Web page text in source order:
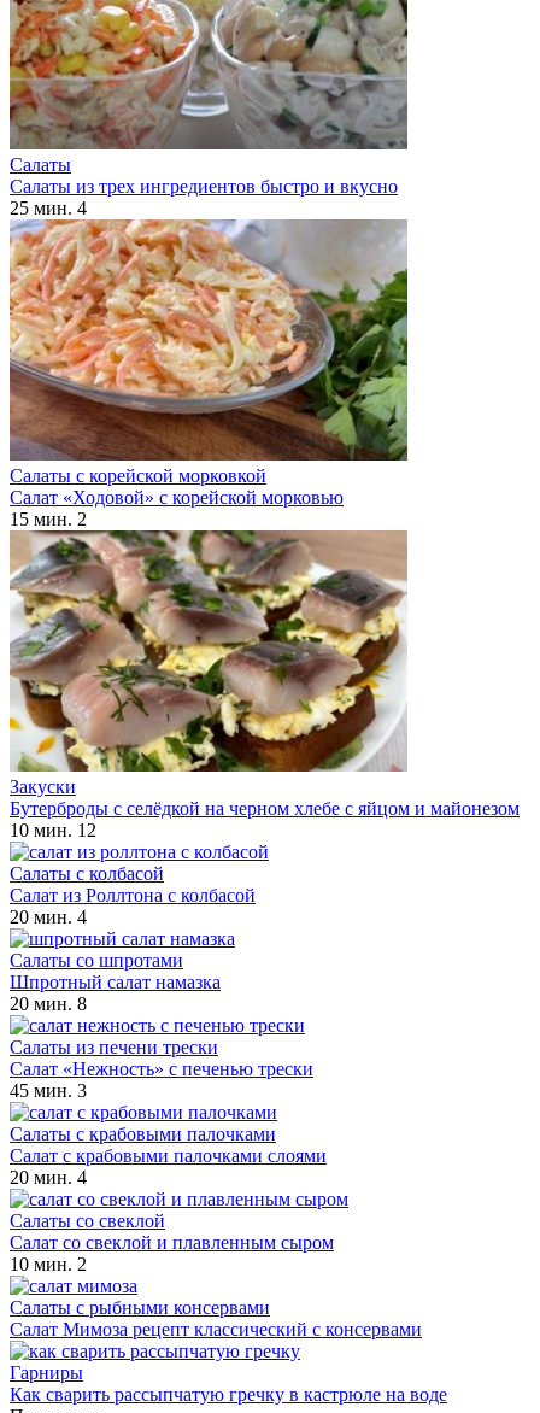
Салаты
Салаты из трех ингредиентов быстро и вкусно
25 мин. 4
Салаты с корейской морковкой
Салат «Ходовой» с корейской морковью
15 мин. 2
Закуски
Бутерброды с селёдкой на черном хлебе с яйцом и майонезом
10 мин. 12
Салаты с колбасой
Салат из Роллтона с колбасой
20 мин. 4
Салаты со шпротами
Шпротный салат намазка
20 мин. 8
Салаты из печени трески
Салат «Нежность» с печенью трески
45 мин. 3
Салаты с крабовыми палочками
Салат с крабовыми палочками слоями
20 мин. 4
Салаты со свеклой
Салат со свеклой и плавленным сыром
10 мин. 2
Салаты с рыбными консервами
Салат Мимоза рецепт классический с консервами
Гарниры
Как сварить рассыпчатую гречку в кастрюле на воде